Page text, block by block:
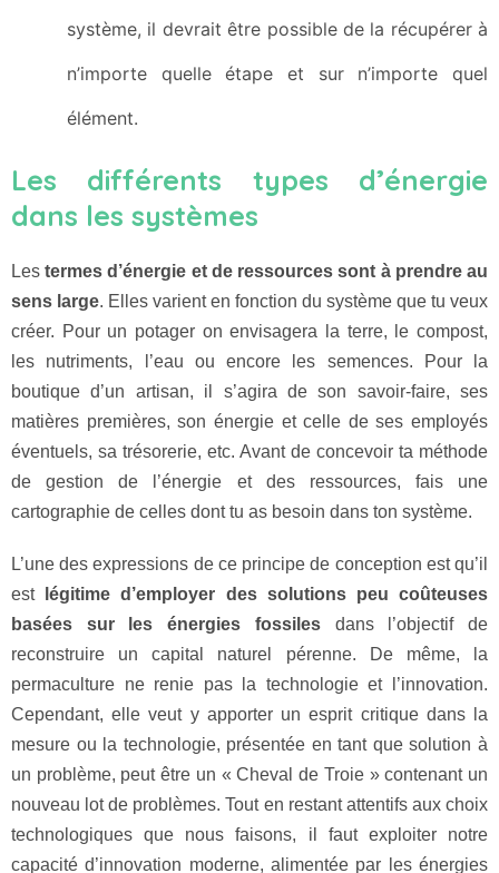
système, il devrait être possible de la récupérer à
n’importe quelle étape et sur n’importe quel
élément.
Les différents types d’énergie
dans les systèmes
Lestermes d’énergie et de ressources sont à prendre au
sens large. Elles varient en fonction du système que tu veux
créer. Pour un potager on envisagera la terre, le compost,
les nutriments, l’eau ou encore les semences. Pour la
boutique d’un artisan, il s’agira de son savoir-faire, ses
matières premières, son énergie et celle de ses employés
éventuels, sa trésorerie, etc. Avant de concevoir ta méthode
de gestion de l’énergie et des ressources, fais une
cartographie de celles dont tu as besoin dans ton système.
L’une des expressions de ce principe de conception est qu’il
est
légitime d’employer des solutions peu coûteuses
basées sur les énergies fossilesdans l’objectif de
reconstruire un capital naturel pérenne. De même, la
permaculture ne renie pas la technologie et l’innovation.
Cependant, elle veut y apporter un esprit critique dans la
mesure ou la technologie, présentée en tant que solution à
un problème, peut être un « Cheval de Troie » contenant un
nouveau lot de problèmes. Tout en restant attentifs aux choix
technologiques que nous faisons, il faut exploiter notre
capacité d’innovation moderne, alimentée par les énergies